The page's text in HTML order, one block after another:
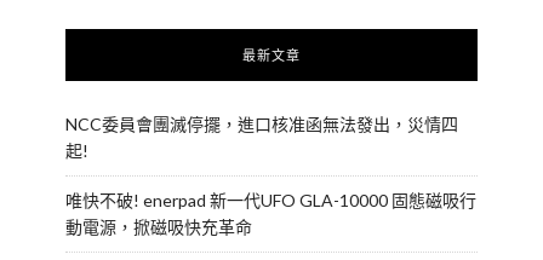
最新文章
NCC委員會團滅停擺，進口核准函無法發出，災情四
起!
唯快不破! enerpad 新一代UFO GLA-10000 固態磁吸行
動電源，掀磁吸快充革命